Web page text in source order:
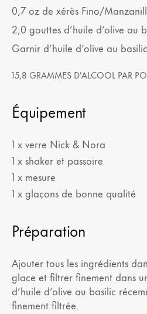
0,7 oz de xérès Fino/
2,0 gouttes d’huile d’olive au
Garnir d’huile d’olive au basilic
15,8 GRAMMES D'ALCOOL PAR
Équipement
1 x verre Nick & Nora
1 x shaker et passoire
1 x mesure
1 x glaçons de bonne qualité
Préparation
Ajouter tous les ingrédients
glace et filtrer finement dans
d’huile d’olive au basilic
finement filtrée.